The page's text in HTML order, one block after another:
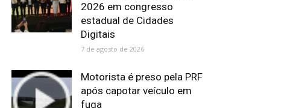
2026 em congresso
estadual de Cidades
Digitais
7 de agosto de 2026
Motorista é preso pela PRF
após capotar veículo em
fuga